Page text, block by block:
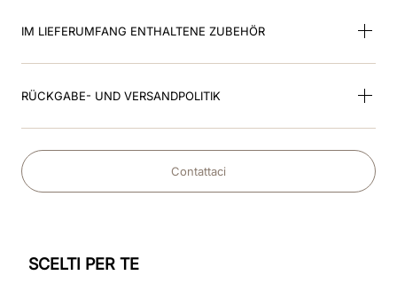
IM LIEFERUMFANG ENTHALTENE ZUBEHÖR
RÜCKGABE- UND VERSANDPOLITIK
Contattaci
SCELTI PER TE